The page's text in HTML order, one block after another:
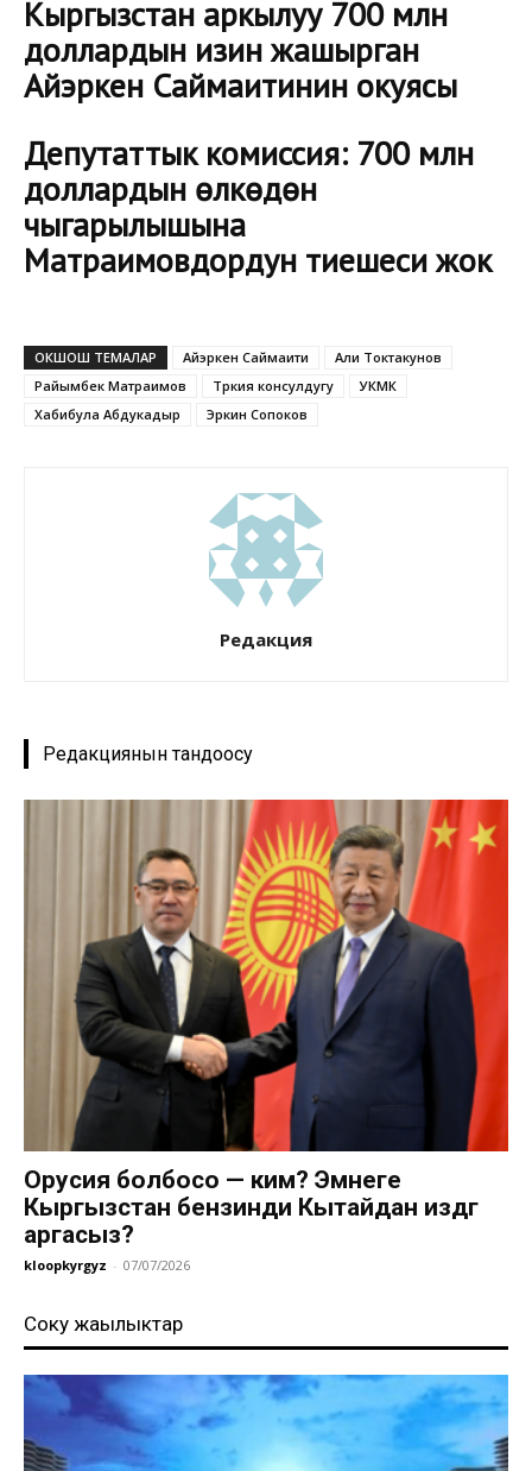
Кыргызстан аркылуу 700 млн
доллардын изин жашырган
Айэркен Саймаитинин окуясы
Депутаттык комиссия: 700 млн
доллардын өлкөдөн
чыгарылышына
Матраимовдордун тиешеси жок
ОКШОШ ТЕМАЛАР Айэркен Саймаити
Али Токтакунов
Райымбек Матраимов
Түркия консулдугу
УКМК
Хабибула Абдукадыр
Эркин Сопоков
Редакция
Редакциянын тандоосу
Орусия болбосо — ким? Эмнеге
Кыргызстан бензинди Кытайдан издөөгө
аргасыз?
kloopkyrgyz - 07/07/2026
Соңку жаңылыктар